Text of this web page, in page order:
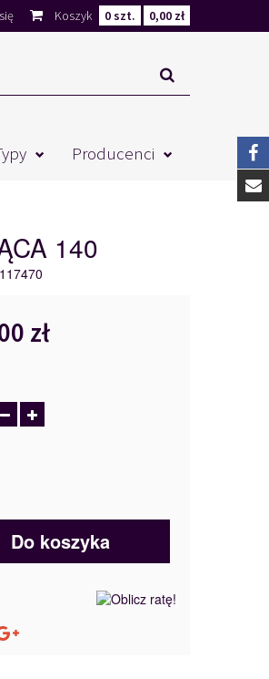
Koszyk 0szt. 0,00 zł
Producenci
140
117470
zł
Do koszyka